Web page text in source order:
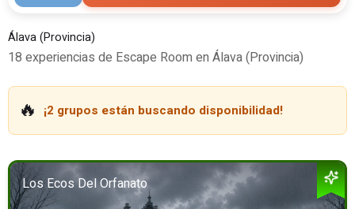
Álava (Provincia)
18 experiencias de Escape Room en Álava (Provincia)
🔥 ¡2 grupos están buscando disponibilidad!
Los Ecos Del Orfanato